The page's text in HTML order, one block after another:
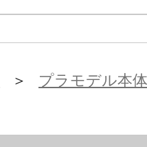
＞ プラモデル本体